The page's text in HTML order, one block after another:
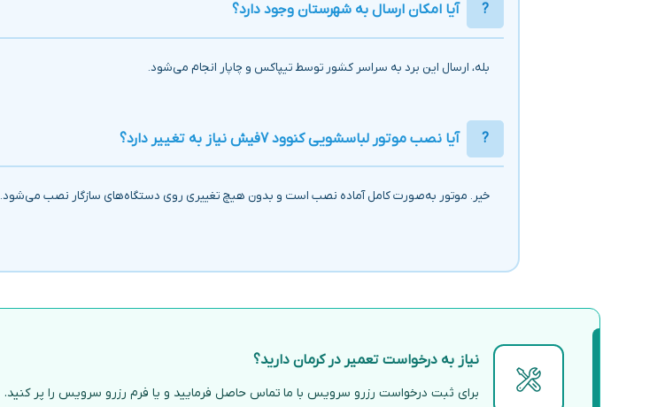
آیا امکان ارسال به شهرستان وجود دارد؟
بله، ارسال این برد به سراسر کشور توسط تیپاکس و چاپار انجام می‌شود.
آیا نصب موتور لباسشویی کنوود 7فیش نیاز به تغییر دارد؟
خیر. موتور به‌صورت کامل آماده نصب است و بدون هیچ تغییری روی دستگاه‌های سازگار نصب می‌شود.
نیاز به درخواست تعمیر در کرمان دارید؟
برای ثبت درخواست رزرو سرویس با ما تماس حاصل فرمایید و یا فرم رزرو سرویس را پر کنید.